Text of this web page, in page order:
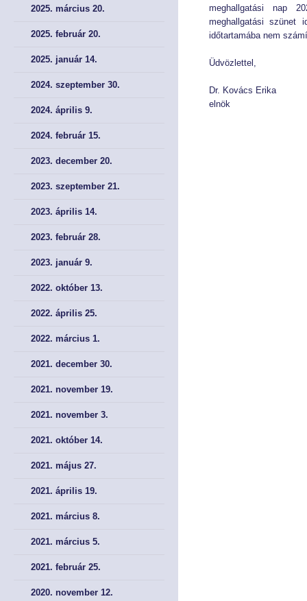
Müködési Rendünk
Éves Jelentéseink
Testület
Hivatal
Közös jogszabályok
Pénzpiac
Biztosítás
Pénztár
NYOMTATVÁNYOK
Bírósági nyomtatványok
Müködési Rendünk
Éves Jelentéseink
Testület
Hivatal
Közös jogszabályok
Pénzpiac
Biztosítás
Pénztár
NYOMTATVÁNYOK
Bírósági nyomtatványok
2025. március 20.
2025. február 20.
2025. január 14.
2024. szeptember 30.
2024. április 9.
2024. február 15.
2023. december 20.
2023. szeptember 21.
2023. április 14.
2023. február 28.
2023. január 9.
2022. október 13.
2022. április 25.
2022. március 1.
2021. december 30.
2021. november 19.
2021. november 3.
2021. október 14.
2021. május 27.
2021. április 19.
2021. március 8.
2021. március 5.
2021. február 25.
2020. november 12.
meghallgatási nap
meghallgatási szünet
időtartamába nem
Üdvözlettel,
Dr. Kovács Erika
elnök